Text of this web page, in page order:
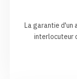
La garantie d'un
interlocuteur